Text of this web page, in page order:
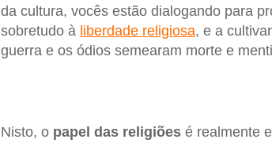
da cultura, vocês estão dialogando para
sobretudo à liberdade religiosa, e a
guerra e os ódios semearam morte e
Nisto, o papel das religiõesé realmente